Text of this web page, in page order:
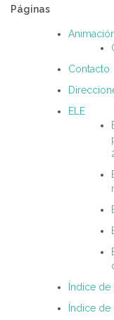
Páginas
Contacto
ELE
Índice
Índice